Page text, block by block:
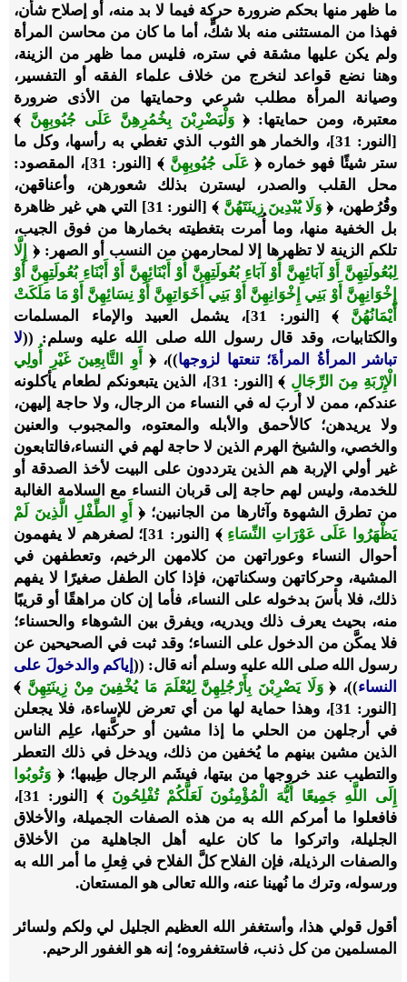
ما ظهر منها بحكم ضرورة حركة فيما لا بد منه، أو إصلاح شأن،
فهذا من المستثنى منه بلا شكٍّ، أما ما كان من محاسن المرأة
ولم يكن عليها مشقة في ستره، فليس مما ظهر من الزينة،
وهنا نضع قواعد لنخرج من خلاف علماء الفقه أو التفسير،
وصيانة المرأة مطلب شرعي وحمايتها من الأذى ضرورة
معتبرة، ومن حمايتها: ﴿وَلْيَضْرِبْنَ بِخُمُرِهِنَّ عَلَى جُيُوبِهِنَّ ﴾
[النور: 31]، والخمار هو الثوب الذي تغطي به رأسها، وكل ما
ستر شيئًا فهو خماره ﴿ عَلَى جُيُوبِهِنَّ
﴾ [النور: 31]، المقصود:
محل القلب والصدر، ليسترن بذلك شعورهن، وأعناقهن،
وقُرُطهن، ﴿ وَلَا يُبْدِينَ زِينَتَهُنَّ
﴾ [النور: 31] التي هي غير ظاهرة
بل الخفية منها، وما أُمرت بتغطيته بخمارها من فوق الجيب،
تلكم الزينة لا تظهرها إلا لمحارمهن من النسب أو الصهر: ﴿ إِلَّا
لِبُعُولَتِهِنَّ أَوْ آبَائِهِنَّ أَوْ آبَاءِ بُعُولَتِهِنَّ أَوْ أَبْنَائِهِنَّ أَوْ أَبْنَاءِ بُعُولَتِهِنَّ أَوْ
إِخْوَانِهِنَّ أَوْ بَنِي إِخْوَانِهِنَّ أَوْ بَنِي أَخَوَاتِهِنَّ أَوْ نِسَائِهِنَّ أَوْ مَا مَلَكَتْ
أَيْمَانُهُنَّ ﴾ [النور: 31]،
يشمل العبيد والإماء المسلمات
والكتابيات، وقد قال رسول الله صلى الله عليه وسلم: ((لا
تباشر المرأةُ المرأةَ؛ تنعتها لزوجها))، ﴿
أَوِ التَّابِعِينَ غَيْرِ أُولِي
الْإِرْبَةِ مِنَ الرِّجَالِ
﴾ [النور: 31]، الذين يتبعونكم لطعام يأكلونه
عندكم، ممن لا أربَ له في النساء من الرجال، ولا حاجة إليهن،
ولا يريدهن؛ كالأحمق والأبله والمعتوه، والمجبوب والعنين
والخصي، والشيخ الهرم الذين لا حاجة لهم في النساء،فالتابعون
غير أولي الإربة هم الذين يترددون على البيت لأخذ الصدقة أو
للخدمة، وليس لهم حاجة إلى قربان النساء مع السلامة الغالبة
من تطرق الشهوة وآثارها من الجانبين؛ ﴿ أَوِ الطِّفْلِ الَّذِينَ لَمْ
يَظْهَرُوا عَلَى عَوْرَاتِ النِّسَاءِ
﴾ [النور: 31]؛ لصغرهم لا يفهمون
أحوال النساء وعوراتهن من كلامهن الرخيم، وتعطفهن في
المشية، وحركاتهن وسكناتهن، فإذا كان الطفل صغيرًا لا يفهم
ذلك، فلا بأسَ بدخوله على النساء، فأما إن كان مراهقًا أو قريبًا
منه، بحيث يعرف ذلك ويدريه، ويفرق بين الشوهاء والحسناء؛
فلا يمكَّن من الدخول على النساء؛ وقد ثبت في الصحيحين عن
رسول الله صلى الله عليه وسلم أنه قال: ((إياكم والدخولَ على
النساء))، ﴿وَلَا يَضْرِبْنَ بِأَرْجُلِهِنَّ لِيُعْلَمَ مَا يُخْفِينَ مِنْ زِينَتِهِنَّ ﴾
[النور: 31]، وهذا حماية لها من أي تعرض للإساءة، فلا يجعلن
في أرجلهن من الحلي ما إذا مشين أو حركَّنها، علِم الناس
الذين مشين بينهم ما يُخفين من ذلك، ويدخل في ذلك التعطر
والتطيب عند خروجها من بيتها، فيشَم الرجال طِيبها؛ ﴿ وَتُوبُوا
إِلَى اللَّهِ جَمِيعًا أَيُّهَ الْمُؤْمِنُونَ لَعَلَّكُمْ تُفْلِحُونَ
﴾ [النور: 31]،
فافعلوا ما أمركم الله به من هذه الصفات الجميلة، والأخلاق
الجليلة، واتركوا ما كان عليه أهل الجاهلية من الأخلاق
والصفات الرذيلة، فإن الفلاح كلَّ الفلاح في فِعلِ ما أمر الله به
ورسوله، وترك ما نُهينا عنه، والله تعالى هو المستعان.
أقول قولي هذا، وأستغفر الله العظيم الجليل لي ولكم ولسائر
المسلمين من كل ذنب، فاستغفروه؛ إنه هو الغفور الرحيم.